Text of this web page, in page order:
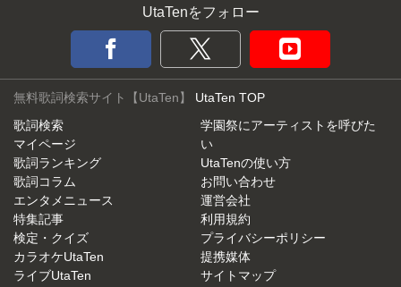
UtaTenをフォロー
無料歌詞検索サイト【UtaTen】 UtaTen TOP
歌詞検索
マイページ
歌詞ランキング
歌詞コラム
エンタメニュース
特集記事
検定・クイズ
カラオケUtaTen
ライブUtaTen
学園祭にアーティストを呼びた
い
UtaTenの使い方
お問い合わせ
運営会社
利用規約
プライバシーポリシー
提携媒体
サイトマップ